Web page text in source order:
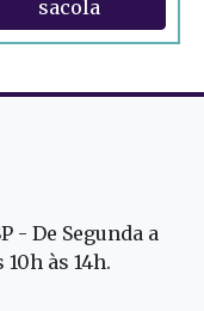
- De Segunda a
10h às 14h.